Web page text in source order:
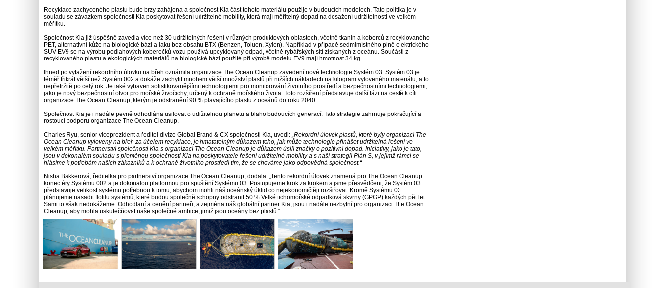
Recyklace zachyceného plastu bude brzy zahájena a společnost Kia část tohoto materiálu použije v budoucích modelech. Tato politika je v
souladu se závazkem společnosti Kia poskytovat řešení udržitelné mobility, která mají měřitelný dopad na dosažení udržitelnosti ve velkém
měřítku.
Společnost Kia již úspěšně zavedla více než 30 udržitelných řešení v různých produktových oblastech, včetně tkanin a koberců z recyklovaného
PET, alternativní kůže na biologické bázi a laku bez obsahu BTX (Benzen, Toluen, Xylen). Například v případě sedmimístného plně elektrického
SUV EV9 se na výrobu podlahových koberečků vozu používá upcyklovaný odpad, včetně rybářských sítí získaných z oceánu. Součásti z
recyklovaného plastu a ekologických materiálů na biologické bázi použité při výrobě modelu EV9 mají hmotnost 34 kg.
Ihned po vytažení rekordního úlovku na břeh oznámila organizace The Ocean Cleanup zavedení nové technologie Systém 03. Systém 03 je
téměř třikrát větší než Systém 002 a dokáže zachytit mnohem větší množství plastů při nižších nákladech na kilogram vyloveného materiálu, a to
nepřetržitě po celý rok. Je také vybaven sofistikovanějšími technologiemi pro monitorování životního prostředí a bezpečnostními technologiemi,
jako je nový bezpečnostní otvor pro mořské živočichy, určený k ochraně mořského života. Toto rozšíření představuje další fázi na cestě k cíli
organizace The Ocean Cleanup, kterým je odstranění 90 % plavajícího plastu z oceánů do roku 2040.
Společnost Kia je i nadále pevně odhodlána usilovat o udržitelnou planetu a blaho budoucích generací. Tato strategie zahrnuje pokračující a
rostoucí podporu organizace The Ocean Cleanup.
Charles Ryu, senior viceprezident a ředitel divize Global Brand & CX společnosti Kia, uvedl: „Rekordní úlovek plastů, které byly organizací The
Ocean Cleanup vyloveny na břeh za účelem recyklace, je hmatatelným důkazem toho, jak může technologie přinášet udržitelná řešení ve
velkém měřítku. Partnerství společnosti Kia s organizací The Ocean Cleanup je důkazem úsilí značky o pozitivní dopad. Iniciativy, jako je tato,
jsou v dokonalém souladu s přeměnou společnosti Kia na poskytovatele řešení udržitelné mobility a s naší strategií Plán S, v jejímž rámci se
hlásíme k potřebám našich zákazníků a k ochraně životního prostředí tím, že se chováme jako odpovědná společnost.“
Nisha Bakkerová, ředitelka pro partnerství organizace The Ocean Cleanup, dodala: „Tento rekordní úlovek znamená pro The Ocean Cleanup
konec éry Systému 002 a je dokonalou platformou pro spuštění Systému 03. Postupujeme krok za krokem a jsme přesvědčeni, že Systém 03
představuje velikost systému potřebnou k tomu, abychom mohli náš oceánský úklid co nejekonomičtěji rozšiřovat. Kromě Systému 03
plánujeme nasadit flotilu systémů, které budou společně schopny odstranit 50 % Velké tichomořské odpadková skvrny (GPGP) každých pět let.
Sami to však nedokážeme. Odhodlaní a cenění partneři, a zejména náš globální partner Kia, jsou i nadále nezbytní pro organizaci The Ocean
Cleanup, aby mohla uskutečňovat naše společné ambice, jimiž jsou oceány bez plastů.“